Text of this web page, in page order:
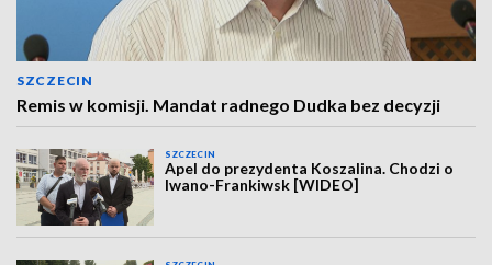
SZCZECIN
Remis w komisji. Mandat radnego Dudka bez decyzji
SZCZECIN
Apel do prezydenta Koszalina. Chodzi o
Iwano-Frankiwsk [WIDEO]